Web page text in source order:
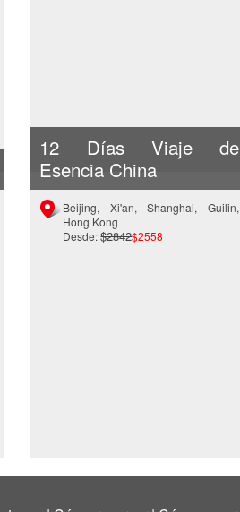
12 Días Viaje de
Esencia China
Beijing, Xi'an, Shanghai, Guilin,
Hong Kong
Desde: $2842$2558